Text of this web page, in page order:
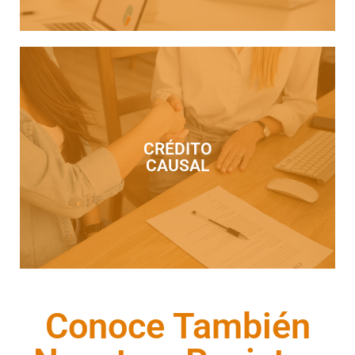
CRÉDITO
CAUSAL
Crédito simple enfocado a solucionar necesidades de capital a clientes
de Click Seguridad Jurídica. Montos de 20,000 hasta 30,000,000; Plazo
Máximo de 48 meses, para personas Físicas o Morales. Con una Tasa de
Interés de 10% al 36% anual. Sin Comisión. Garantía Fiduciaria. Pago al
vencimiento. Sin Comisión.
Conoce También